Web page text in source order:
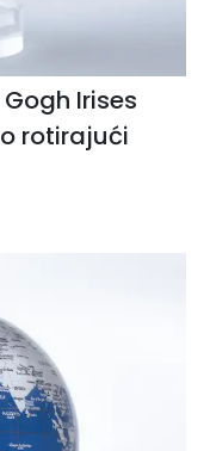
Irises
rotirajući